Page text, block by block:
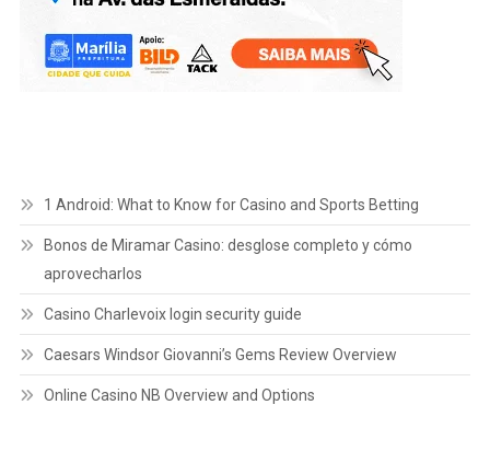
1 Android: What to Know for Casino and Sports Betting
Bonos de Miramar Casino: desglose completo y cómo
aprovecharlos
Casino Charlevoix login security guide
Caesars Windsor Giovanni’s Gems Review Overview
Online Casino NB Overview and Options